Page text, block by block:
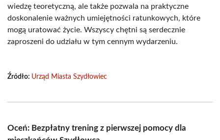
wiedzę teoretyczną, ale także pozwala na praktyczne
doskonalenie ważnych umiejętności ratunkowych, które
mogą uratować życie. Wszyscy chętni są serdecznie
zaproszeni do udziału w tym cennym wydarzeniu.
Źródło: Urząd Miasta Szydłowiec
Oceń: Bezpłatny trening z pierwszej pomocy dla